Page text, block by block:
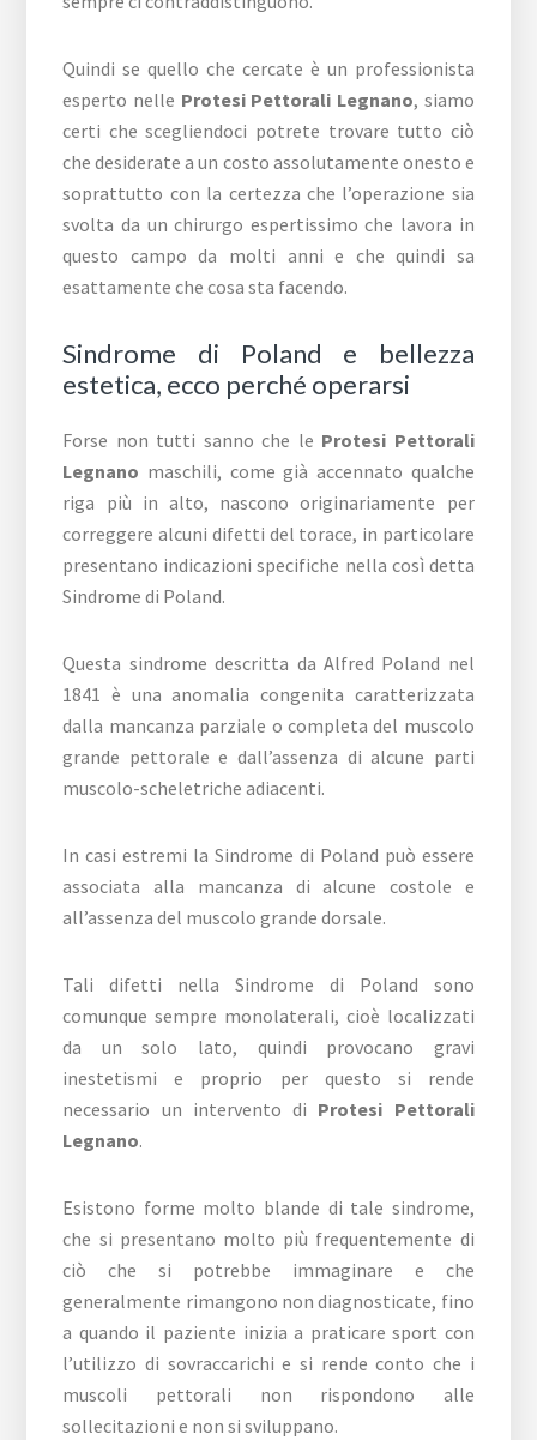
Quindi se quello che cercate è un professionista
esperto nelle Protesi Pettorali Legnano, siamo
certi che scegliendoci potrete trovare tutto ciò
che desiderate a un costo assolutamente onesto e
soprattutto con la certezza che l’operazione sia
svolta da un chirurgo espertissimo che lavora in
questo campo da molti anni e che quindi sa
esattamente che cosa sta facendo.
Sindrome di Poland e bellezza
estetica, ecco perché operarsi
Forse non tutti sanno che le Protesi Pettorali
Legnano maschili, come già accennato qualche
riga più in alto, nascono originariamente per
correggere alcuni difetti del torace, in particolare
presentano indicazioni specifiche nella così detta
Sindrome di Poland.
Questa sindrome descritta da Alfred Poland nel
1841 è una anomalia congenita caratterizzata
dalla mancanza parziale o completa del muscolo
grande pettorale e dall’assenza di alcune parti
muscolo-scheletriche adiacenti.
In casi estremi la Sindrome di Poland può essere
associata alla mancanza di alcune costole e
all’assenza del muscolo grande dorsale.
Tali difetti nella Sindrome di Poland sono
comunque sempre monolaterali, cioè localizzati
da un solo lato, quindi provocano gravi
inestetismi e proprio per questo si rende
necessario un intervento di Protesi Pettorali
Legnano.
Esistono forme molto blande di tale sindrome,
che si presentano molto più frequentemente di
ciò che si potrebbe immaginare e che
generalmente rimangono non diagnosticate, fino
a quando il paziente inizia a praticare sport con
l’utilizzo di sovraccarichi e si rende conto che i
muscoli pettorali non rispondono alle
sollecitazioni e non si sviluppano.